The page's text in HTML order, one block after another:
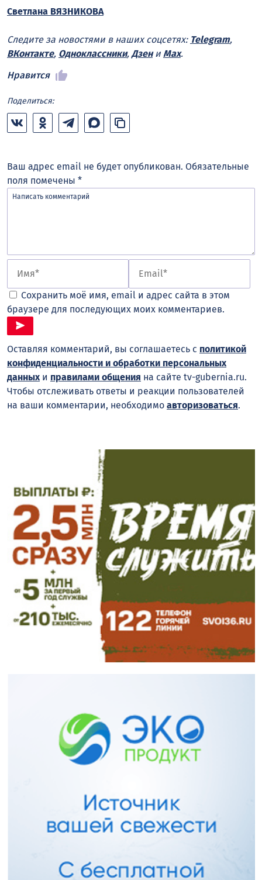
Светлана ВЯЗНИКОВА
Следите за новостями в наших соцсетях: Telegram,
ВКонтакте, Одноклассники, Дзени Max.
Нравится
Поделиться:
Ваш адрес email не будет опубликован. Обязательные
поля помечены *
Сохранить моё имя, email и адрес сайта в этом
браузере для последующих моих комментариев.
Оставляя комментарий, вы соглашаетесь с политикой
конфиденциальности и обработки персональных
данныхи правилами общения на сайте tv-gubernia.ru.
Чтобы отслеживать ответы и реакции пользователей
на ваши комментарии, необходимо авторизоваться.